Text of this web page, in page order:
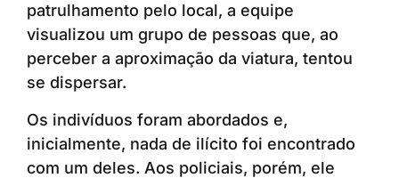
patrulhamento pelo local, a equipe
visualizou um grupo de pessoas que, ao
perceber a aproximação da viatura, tentou
se dispersar.
Os indivíduos foram abordados e,
inicialmente, nada de ilícito foi encontrado
com um deles. Aos policiais, porém, ele